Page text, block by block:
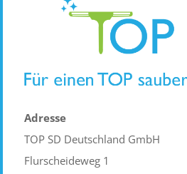
Adresse
TOP SD Deutschland GmbH
Flurscheideweg 1